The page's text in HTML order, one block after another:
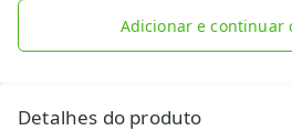
Adicionar e continuar
Detalhes do produto